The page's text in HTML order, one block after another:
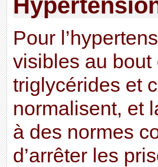
Pour
visibles au
triglycérides et
normalisent, et
à des normes
d’arrêter les